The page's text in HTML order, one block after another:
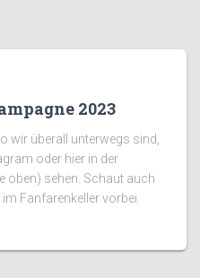
2023
wir überall unterwegs sind,
oder hier in der
oben) sehen. Schaut auch
Fanfarenkeller vorbei.